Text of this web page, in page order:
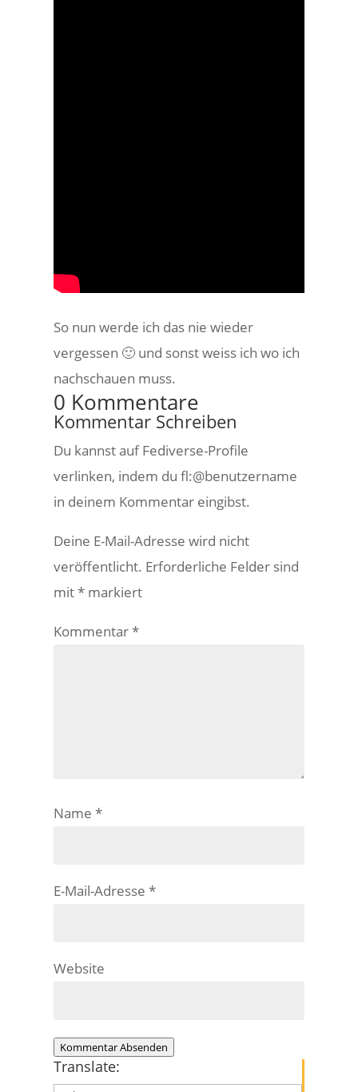
So nun werde ich das nie wieder
vergessen 🙂 und sonst weiss ich wo ich
nachschauen muss.
0 Kommentare
Kommentar Schreiben
Du kannst auf Fediverse-Profile
verlinken, indem du fl:@benutzername
in deinem Kommentar eingibst.
Deine E-Mail-Adresse wird nicht
veröffentlicht. Erforderliche Felder sind
mit* markiert
Kommentar*
Name*
E-Mail-Adresse*
Website
Kommentar Absenden
Translate: